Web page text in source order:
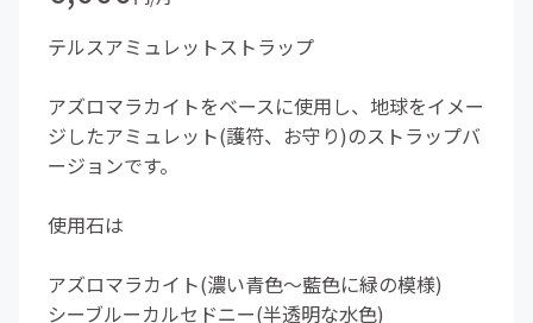
テルスアミュレットストラップ
アズロマラカイトをベースに使用し、地球をイメー
ジしたアミュレット(護符、お守り)のストラップバ
ージョンです。
使用石は
アズロマラカイト(濃い青色～藍色に緑の模様)
シーブルーカルセドニー(半透明な水色)